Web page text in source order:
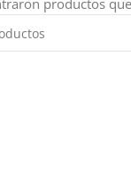
productos